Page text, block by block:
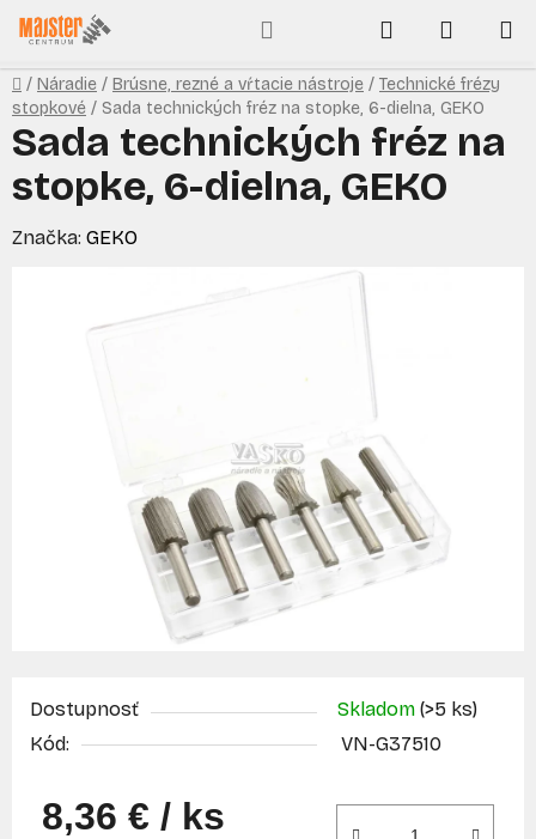
Prejsť
na
obsah
Hľadať
KOŠÍK
Domov
/ Náradie / Brúsne, rezné a vŕtacie nástroje / Technické frézy
stopkové / Sada technických fréz na stopke, 6-dielna, GEKO
Dostupnosť Skladom (>5 ks)
Kód:
VN-G37510
8,36 € / ks
Sada technických fréz na
stopke, 6-dielna, GEKO
Značka: GEKO